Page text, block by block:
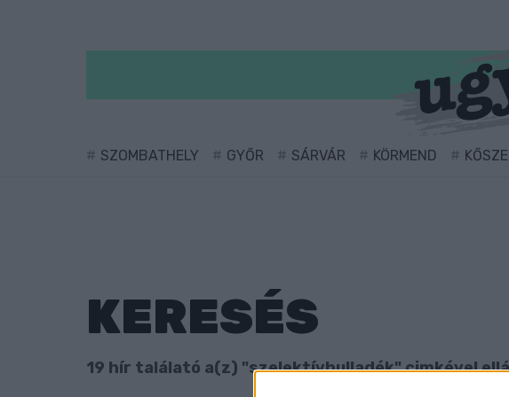
SZOMBATHELY GYŐR SÁRVÁR KÖRMEND
KERESÉS
19 hír találató a(z) "szelektívhulladék" cimkével